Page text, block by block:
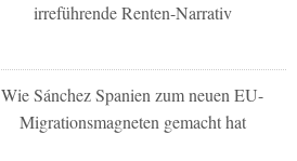
irreführende Renten-Narrativ
Wie Sánchez Spanien zum neuen EU-
Migrationsmagneten gemacht hat